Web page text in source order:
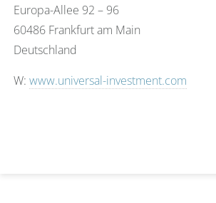
Europa-Allee 92 – 96
60486 Frankfurt am Main
Deutschland
W:www.universal-investment.com